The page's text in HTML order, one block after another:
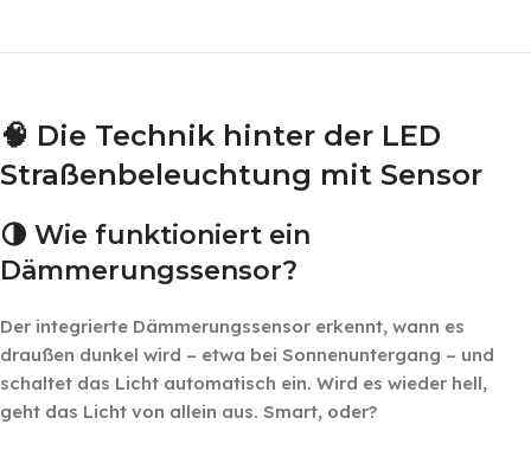
🧠 Die Technik hinter der LED
Straßenbeleuchtung mit Sensor
🌗 Wie funktioniert ein
Dämmerungssensor?
Der integrierte Dämmerungssensor erkennt, wann es
draußen dunkel wird – etwa bei Sonnenuntergang – und
schaltet das Licht automatisch ein. Wird es wieder hell,
geht das Licht von allein aus. Smart, oder?